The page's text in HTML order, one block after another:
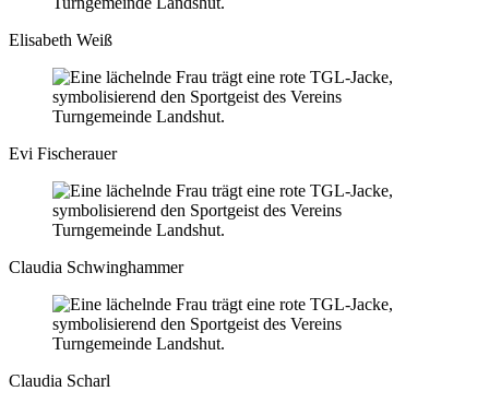
Elisabeth Weiß
Evi Fischerauer
Claudia Schwinghammer
Claudia Scharl